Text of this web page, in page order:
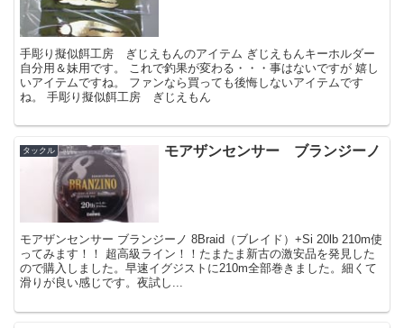
手彫り擬似餌工房 ぎじえもんのアイテム ぎじえもんキーホルダー
自分用＆妹用です。 これで釣果が変わる・・・事はないですが 嬉し
いアイテムですね。 ファンなら買っても後悔しないアイテムです
ね。 手彫り擬似餌工房 ぎじえもん
タックル モアザンセンサー ブランジーノ
モアザンセンサー ブランジーノ 8Braid（ブレイド）+Si 20lb 210m使
ってみます！！ 超高級ライン！！たまたま新古の激安品を発見した
ので購入しました。早速イグジストに210m全部巻きました。細くて
滑りが良い感じです。夜試し...